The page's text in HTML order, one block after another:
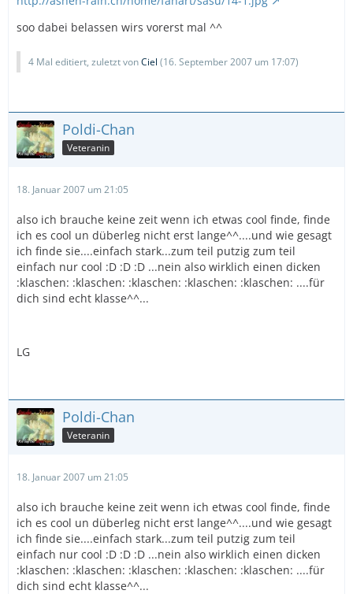
soo dabei belassen wirs vorerst mal ^^
4 Mal editiert, zuletzt vonCiel (16. September 2007 um 17:07)
Poldi-Chan
Veteranin
18. Januar 2007 um 21:05
also ich brauche keine zeit wenn ich etwas cool finde, finde
ich es cool un düberleg nicht erst lange^^....und wie gesagt
ich finde sie....einfach stark...zum teil putzig zum teil
einfach nur cool :D :D :D ...nein also wirklich einen dicken
:klaschen: :klaschen: :klaschen: :klaschen: :klaschen: ....für
dich sind echt klasse^^...
LG
Poldi-Chan
Veteranin
18. Januar 2007 um 21:05
also ich brauche keine zeit wenn ich etwas cool finde, finde
ich es cool un düberleg nicht erst lange^^....und wie gesagt
ich finde sie....einfach stark...zum teil putzig zum teil
einfach nur cool :D :D :D ...nein also wirklich einen dicken
:klaschen: :klaschen: :klaschen: :klaschen: :klaschen: ....für
dich sind echt klasse^^...